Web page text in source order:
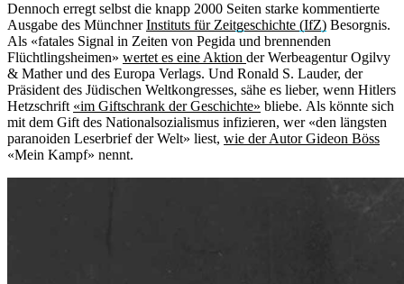
Dennoch erregt selbst die knapp 2000 Seiten starke kommentierte
Ausgabe des MünchnerInstituts für Zeitgeschichte (IfZ) Besorgnis.
Als «fatales Signal in Zeiten von Pegida und brennenden
Flüchtlingsheimen» wertet es eine Aktion der Werbeagentur Ogilvy
& Mather und des Europa Verlags. Und Ronald S. Lauder, der
Präsident des Jüdischen Weltkongresses, sähe es lieber, wenn Hitlers
Hetzschrift «im Giftschrank der Geschichte» bliebe. Als könnte sich
mit dem Gift des Nationalsozialismus infizieren, wer «den längsten
paranoiden Leserbrief der Welt» liest, wie der Autor Gideon Böss
«Mein Kampf» nennt.